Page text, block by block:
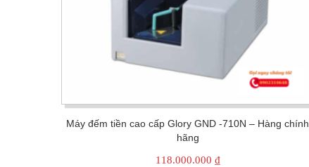
Máy đếm tiền cao cấp Glory GND -710N – Hàng chính
hãng
118.000.000 ₫